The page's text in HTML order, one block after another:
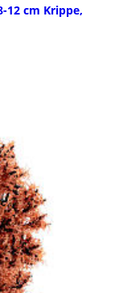
12 cm Krippe,